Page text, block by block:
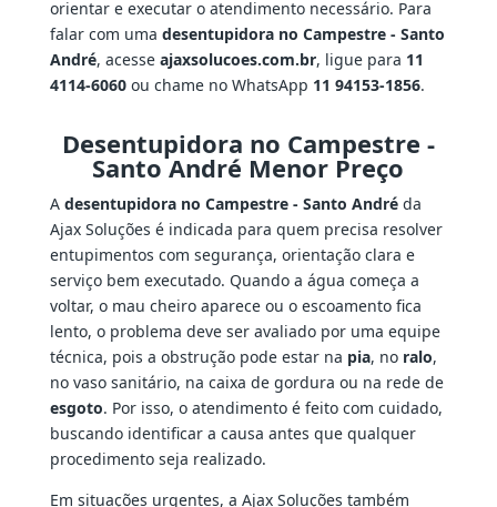
orientar e executar o atendimento necessário. Para
falar com uma desentupidora no Campestre - Santo
André, acesse ajaxsolucoes.com.br, ligue para 11
4114-6060ou chame no WhatsApp 11 94153-1856.
Desentupidora no Campestre -
Santo André Menor Preço
A desentupidora no Campestre - Santo Andréda
Ajax Soluções é indicada para quem precisa resolver
entupimentos com segurança, orientação clara e
serviço bem executado. Quando a água começa a
voltar, o mau cheiro aparece ou o escoamento fica
lento, o problema deve ser avaliado por uma equipe
técnica, pois a obstrução pode estar na pia, no ralo,
no vaso sanitário, na caixa de gordura ou na rede de
esgoto. Por isso, o atendimento é feito com cuidado,
buscando identificar a causa antes que qualquer
procedimento seja realizado.
Em situações urgentes, a Ajax Soluções também